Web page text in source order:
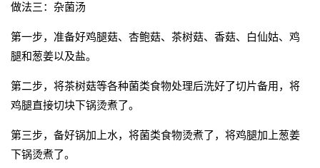
做法三：杂菌汤
第一步，准备好鸡腿菇、杏鲍菇、茶树菇、香菇、白仙姑、鸡
腿和葱姜以及盐。
第二步，将茶树菇等各种菌类食物处理后洗好了切片备用，将
鸡腿直接切块下锅烫煮了。
第三步，备好锅加上水，将菌类食物烫煮了，将鸡腿加上葱姜
下锅烫煮了。